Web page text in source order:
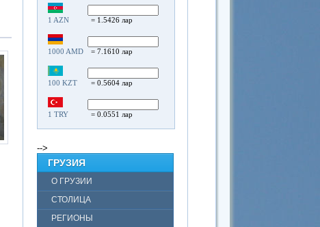
1 AZN = 1.5426 лар
1000 AMD = 7.1610 лар
100 KZT = 0.5604 лар
1 TRY = 0.0551 лар
-->
ГРУЗИЯ
О ГРУЗИИ
СТОЛИЦА
РЕГИОНЫ